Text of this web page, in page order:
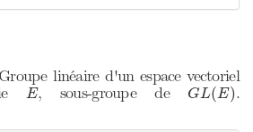
linéaire d'un espace vectoriel
E
E, sous-groupe de GL(E)
GL(E).